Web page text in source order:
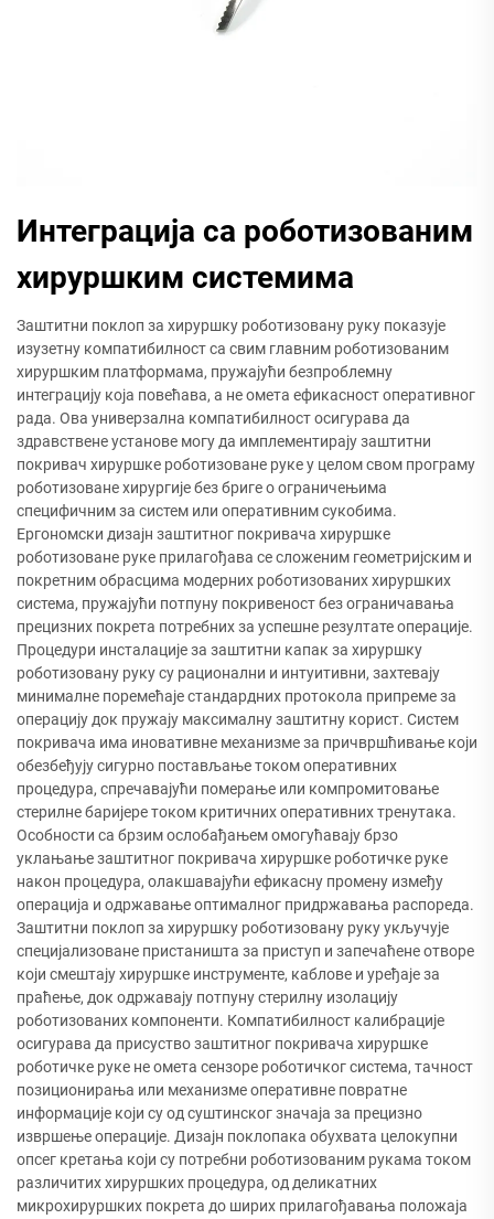
Интеграција са роботизованим
хируршким системима
Заштитни поклоп за хируршку роботизовану руку показује
изузетну компатибилност са свим главним роботизованим
хируршким платформама, пружајући безпроблемну
интеграцију која повећава, а не омета ефикасност оперативног
рада. Ова универзална компатибилност осигурава да
здравствене установе могу да имплементирају заштитни
покривач хируршке роботизоване руке у целом свом програму
роботизоване хирургије без бриге о ограничењима
специфичним за систем или оперативним сукобима.
Ергономски дизајн заштитног покривача хируршке
роботизоване руке прилагођава се сложеним геометријским и
покретним обрасцима модерних роботизованих хируршких
система, пружајући потпуну покривеност без ограничавања
прецизних покрета потребних за успешне резултате операције.
Процедури инсталације за заштитни капак за хируршку
роботизовану руку су рационални и интуитивни, захтевају
минималне поремећаје стандардних протокола припреме за
операцију док пружају максималну заштитну корист. Систем
покривача има иновативне механизме за причвршћивање који
обезбеђују сигурно постављање током оперативних
процедура, спречавајући померање или компромитовање
стерилне баријере током критичних оперативних тренутака.
Особности са брзим ослобађањем омогућавају брзо
уклањање заштитног покривача хируршке роботичке руке
након процедура, олакшавајући ефикасну промену између
операција и одржавање оптималног придржавања распореда.
Заштитни поклоп за хируршку роботизовану руку укључује
специјализоване пристаништа за приступ и запечаћене отворе
који смештају хируршке инструменте, каблове и уређаје за
праћење, док одржавају потпуну стерилну изолацију
роботизованих компоненти. Компатибилност калибрације
осигурава да присуство заштитног покривача хируршке
роботичке руке не омета сензоре роботичког система, тачност
позиционирања или механизме оперативне повратне
информације који су од суштинског значаја за прецизно
извршење операције. Дизајн поклопака обухвата целокупни
опсег кретања који су потребни роботизованим рукама током
различитих хируршких процедура, од деликатних
микрохируршких покрета до ширих прилагођавања положаја